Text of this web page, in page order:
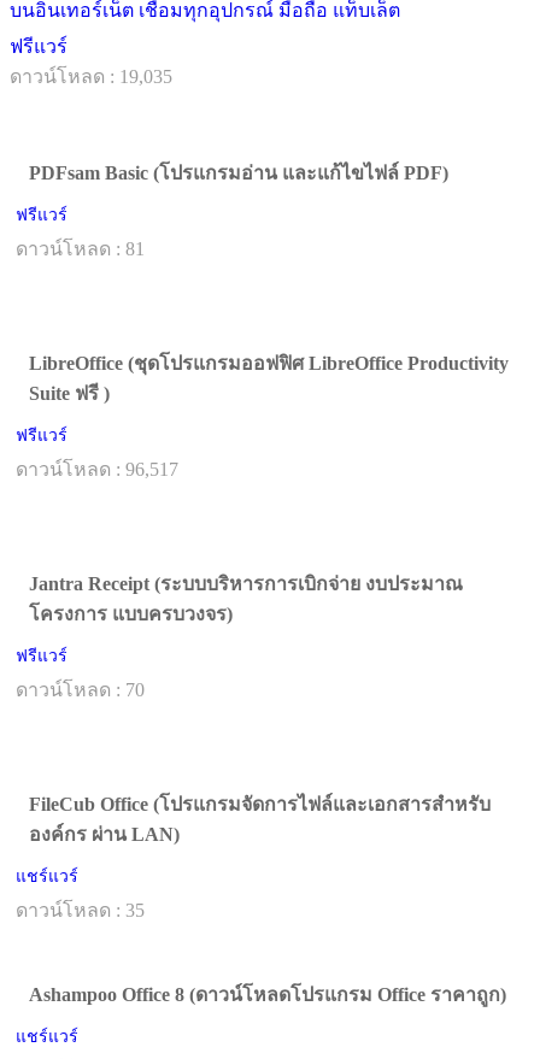
บนอินเทอร์เน็ต เชื่อมทุกอุปกรณ์ มือถือ แท็บเล็ต
ฟรีแวร์
ดาวน์โหลด : 19,035
PDFsam Basic (โปรแกรมอ่าน และแก้ไขไฟล์ PDF)
ฟรีแวร์
ดาวน์โหลด : 81
LibreOffice (ชุดโปรแกรมออฟฟิศ LibreOffice Productivity
Suite ฟรี )
ฟรีแวร์
ดาวน์โหลด : 96,517
Jantra Receipt (ระบบบริหารการเบิกจ่าย งบประมาณ
โครงการ แบบครบวงจร)
ฟรีแวร์
ดาวน์โหลด : 70
FileCub Office (โปรแกรมจัดการไฟล์และเอกสารสำหรับ
องค์กร ผ่าน LAN)
แชร์แวร์
ดาวน์โหลด : 35
Ashampoo Office 8 (ดาวน์โหลดโปรแกรม Office ราคาถูก)
แชร์แวร์